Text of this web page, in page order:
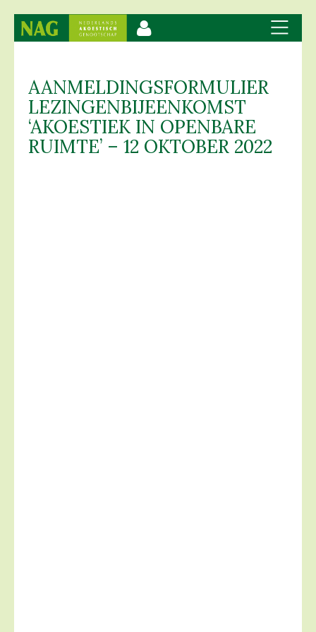
AANMELDINGSFORMULIER
LEZINGENBIJEENKOMST
‘AKOESTIEK IN OPENBARE
RUIMTE’ – 12 OKTOBER 2022